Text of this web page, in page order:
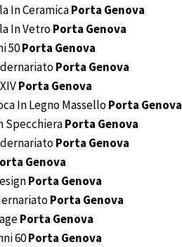
In CeramicaPorta Genova
In VetroPorta Genova
50Porta Genova
Porta Genova
Porta Genova
In Legno MasselloPorta Genova
SpecchieraPorta Genova
Porta Genova
Genova
Porta Genova
Porta Genova
Porta Genova
60Porta Genova